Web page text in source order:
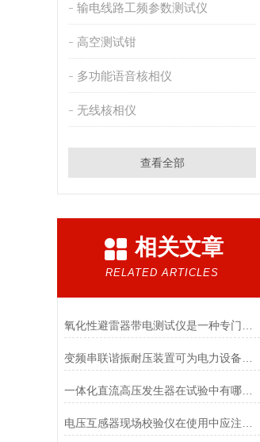
输电线路工频参数测试仪
高空测试钳
多功能语音核相仪
无线核相仪
查看全部
相关文章
RELATED ARTICLES
一体化直流高压发生器在试验中有哪些优点